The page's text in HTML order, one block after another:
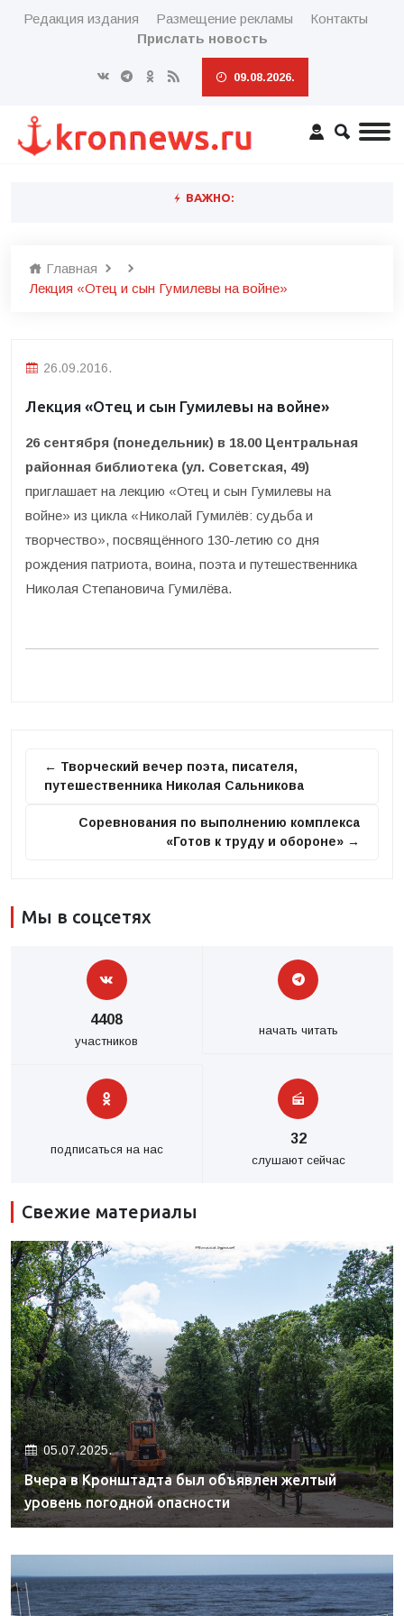
Редакция издания Размещение рекламы
Контакты
Прислать новость
09.08.2026.
ВАЖНО:
Главная
Лекция «Отец и сын Гумилевы на войне»
26.09.2016.
Лекция «Отец и сын Гумилевы на войне»
26 сентября (понедельник) в 18.00 Центральная
районная библиотека (ул. Советская, 49)
приглашает на лекцию «Отец и сын Гумилевы на
войне» из цикла «Николай Гумилёв: судьба и
творчество», посвящённого 130-летию со дня
рождения патриота, воина, поэта и путешественника
Николая Степановича Гумилёва.
← Творческий вечер поэта, писателя,
путешественника Николая Сальникова
Соревнования по выполнению комплекса
«Готов к труду и обороне» →
Мы в соцсетях
4408
участников
начать читать
подписаться на нас
32
слушают сейчас
Свежие материалы
05.07.2025.
Вчера в Кронштадта был объявлен желтый
уровень погодной опасности